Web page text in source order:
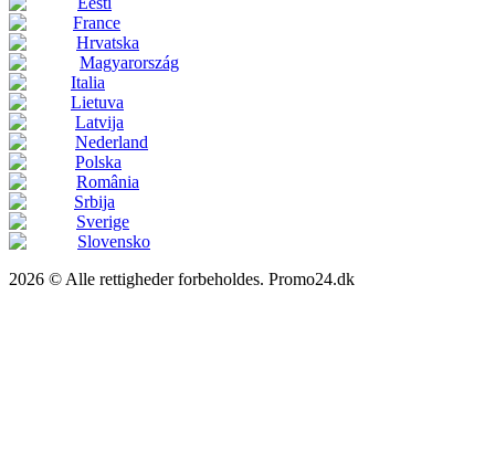
France
Hrvatska
Magyarország
Italia
Lietuva
Latvija
Nederland
Polska
România
Srbija
Sverige
Slovensko
2026 © Alle rettigheder forbeholdes. Promo24.dk